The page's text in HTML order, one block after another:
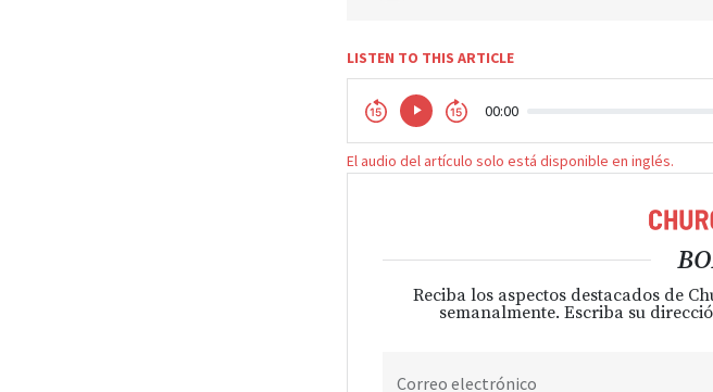
LISTEN TO THIS ARTICLE
00:00
El audio del artículo solo está disponible en inglés.
Reciba los aspectos destacados de
semanalmente. Escriba su
Correo electrónico